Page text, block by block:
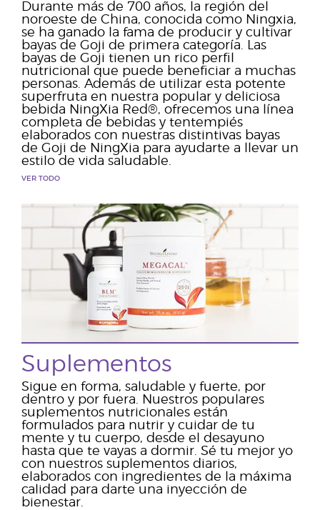
Durante más de 700 años, la región del
noroeste de China, conocida como Ningxia,
se ha ganado la fama de producir y cultivar
bayas de Goji de primera categoría. Las
bayas de Goji tienen un rico perfil
nutricional que puede beneficiar a muchas
personas. Además de utilizar esta potente
superfruta en nuestra popular y deliciosa
bebida NingXia Red®, ofrecemos una línea
completa de bebidas y tentempiés
elaborados con nuestras distintivas bayas
de Goji de NingXia para ayudarte a llevar un
estilo de vida saludable.
VER TODO
Suplementos
Sigue en forma, saludable y fuerte, por
dentro y por fuera. Nuestros populares
suplementos nutricionales están
formulados para nutrir y cuidar de tu
mente y tu cuerpo, desde el desayuno
hasta que te vayas a dormir. Sé tu mejor yo
con nuestros suplementos diarios,
elaborados con ingredientes de la máxima
calidad para darte una inyección de
bienestar.